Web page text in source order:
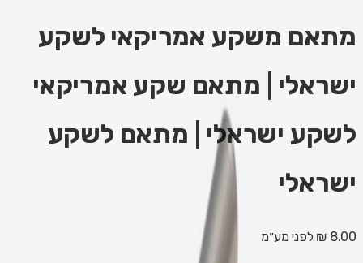
מתאם משקע אמריקאי לשקע
ישראלי | מתאם שקע אמריקאי
לשקע ישראלי | מתאם לשקע
ישראלי
8.00 ₪ לפני מע״מ